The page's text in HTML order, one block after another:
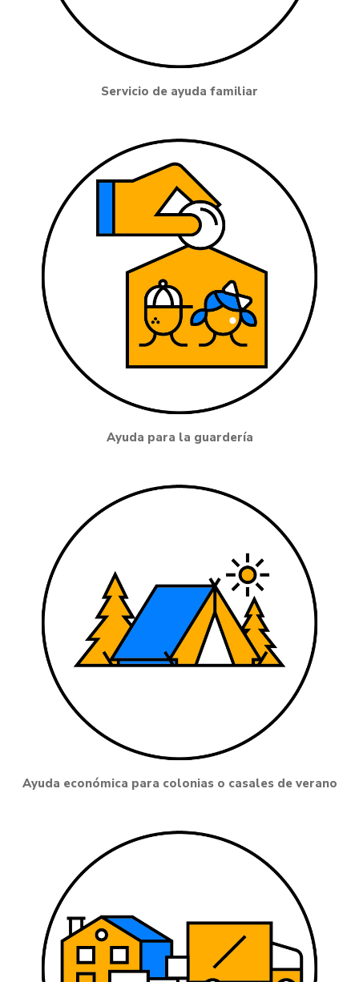
Servicio de ayuda familiar
Ayuda para la guardería
Ayuda económica para colonias o casales de verano